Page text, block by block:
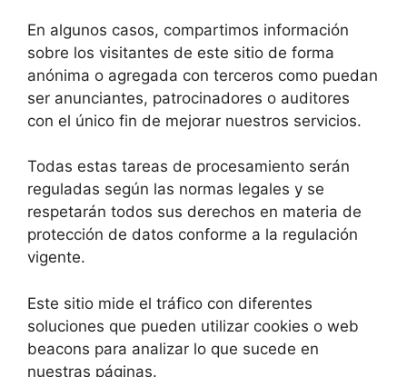
En algunos casos, compartimos información
sobre los visitantes de este sitio de forma
anónima o agregada con terceros como puedan
ser anunciantes, patrocinadores o auditores
con el único fin de mejorar nuestros servicios.
Todas estas tareas de procesamiento serán
reguladas según las normas legales y se
respetarán todos sus derechos en materia de
protección de datos conforme a la regulación
vigente.
Este sitio mide el tráfico con diferentes
soluciones que pueden utilizar cookies o web
beacons para analizar lo que sucede en
nuestras páginas.